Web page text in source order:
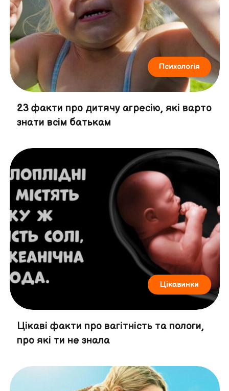
Психологія
23 факти про дитячу агресію, які варто
знати всім батькам
Цікавинки
Цікаві факти про вагітність та пологи,
про які ти не знала